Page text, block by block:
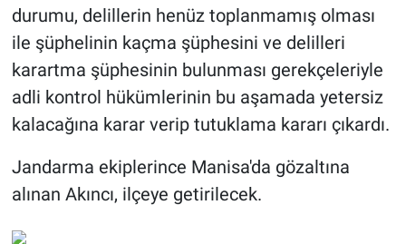
durumu, delillerin henüz toplanmamış olması
ile şüphelinin kaçma şüphesini ve delilleri
karartma şüphesinin bulunması gerekçeleriyle
adli kontrol hükümlerinin bu aşamada yetersiz
kalacağına karar verip tutuklama kararı çıkardı.
Jandarma ekiplerince Manisa'da gözaltına
alınan Akıncı, ilçeye getirilecek.